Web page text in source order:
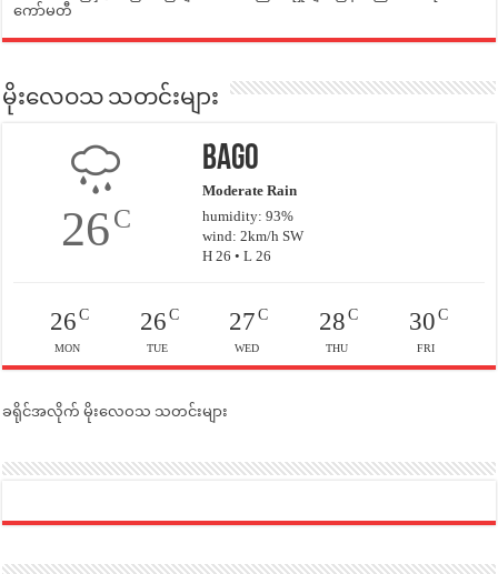
ကော်မတီ
မိုးလေဝသ သတင်းများ
26C
Bago
Moderate Rain
humidity: 93%
wind: 2km/h SW
H 26 • L 26
26C
MON
26C
TUE
27 C
WED
28C
THU
30C
FRI
ခရိုင်အလိုက် မိုးလေဝသ သတင်းများ